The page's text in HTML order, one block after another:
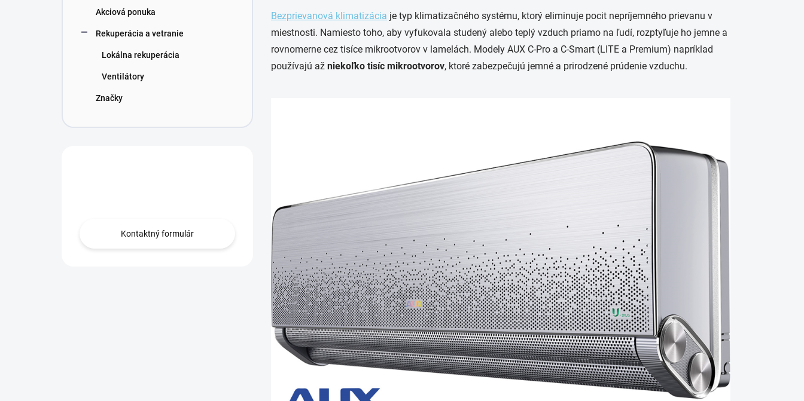
Akciová ponuka
Rekuperácia a vetranie
Lokálna rekuperácia
Ventilátory
Značky
Kontaktný formulár
Bezprievanová klimatizácia je typ klimatizačného systému, ktorý eliminuje pocit nepríjemného prievanu v
miestnosti. Namiesto toho, aby vyfukovala studený alebo teplý vzduch priamo na ľudí, rozptyľuje ho jemne a
rovnomerne cez tisíce mikrootvorov v lamelách. Modely AUX C-Pro a C-Smart (LITE a Premium) napríklad
používajú až niekoľko tisíc mikrootvorov, ktoré zabezpečujú jemné a prirodzené prúdenie vzduchu.